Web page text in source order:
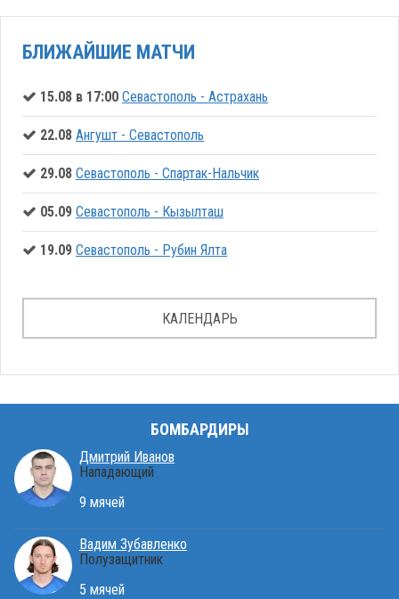
БЛИЖАЙШИЕ МАТЧИ
15.08 в 17:00 Севастополь - Астрахань
22.08 Ангушт - Севастополь
29.08 Севастополь - Спартак-Нальчик
05.09 Севастополь - Кызылташ
19.09 Севастополь - Рубин Ялта
КАЛЕНДАРЬ
БОМБАРДИРЫ
Дмитрий Иванов
Нападающий
9 мячей
Вадим Зубавленко
Полузащитник
5 мячей